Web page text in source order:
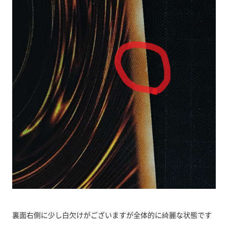
裏面右側に少し白欠けがございますが全体的に綺麗な状態です